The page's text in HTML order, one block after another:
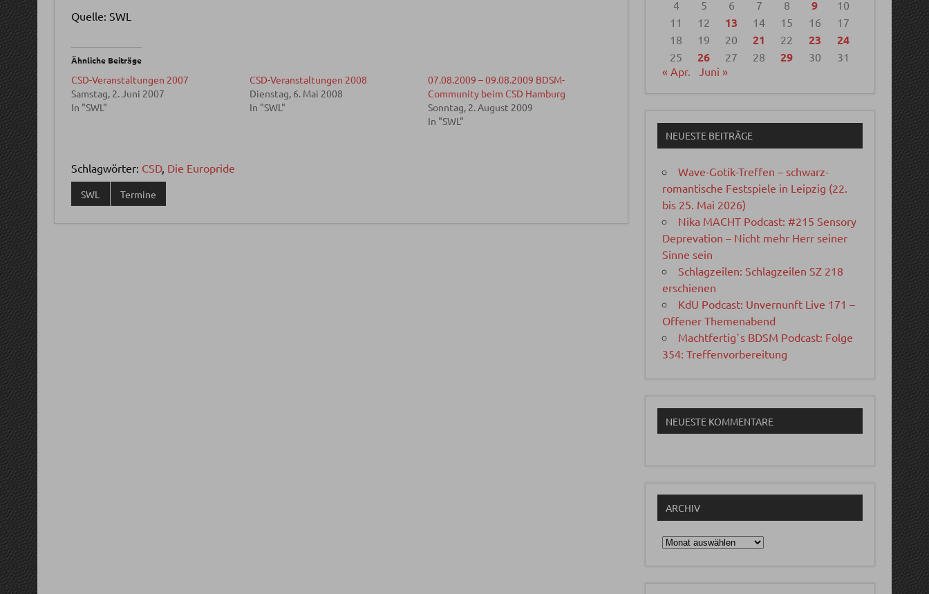
Quelle: SWL
Ähnliche Beiträge
CSD-Veranstaltungen 2007
Samstag, 2. Juni 2007
In "SWL"
CSD-Veranstaltungen 2008
Dienstag, 6. Mai 2008
In "SWL"
07.08.2009 – 09.08.2009 BDSM-
Community beim CSD Hamburg
Sonntag, 2. August 2009
In "SWL"
Schlagwörter: CSD, Die Europride
SWL Termine
4
5 6 7 8 9
10
11
12 13 14 15 16
17
18
19 20 21 22 23 24
25 26 27 28 29 30
31
« Apr.
Juni »
NEUESTE BEITRÄGE
Wave-Gotik-Treffen – schwarz-
romantische Festspiele in Leipzig (22.
bis 25. Mai 2026)
Nika MACHT Podcast: #215 Sensory
Deprevation – Nicht mehr Herr seiner
Sinne sein
Schlagzeilen: Schlagzeilen SZ 218
erschienen
KdU Podcast: Unvernunft Live 171 –
Offener Themenabend
Machtfertig`s BDSM Podcast: Folge
354: Treffenvorbereitung
NEUESTE KOMMENTARE
ARCHIV
Archiv